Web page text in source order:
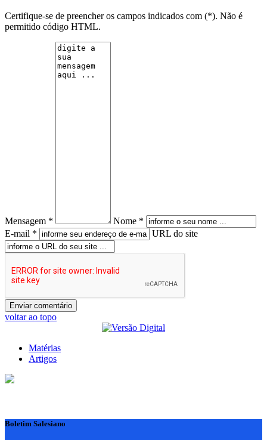
Certifique-se de preencher os campos indicados com (*). Não é
permitido código HTML.
Mensagem *
Nome *
E-mail *
URL do site
voltar ao topo
Matérias
Artigos
Boletim Salesiano